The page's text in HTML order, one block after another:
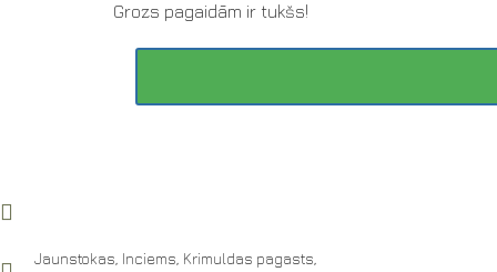
Grozs pagaidām ir tukšs!
Jaunstokas, Inciems, Krimuldas pagasts,